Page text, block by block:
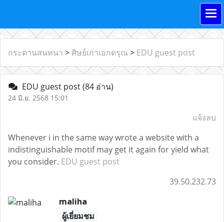
กระดานสนทนา > ศิษย์เก่าเอกดรุณ > EDU guest post
EDU guest post(84 อ่าน)
24 มิ.ย. 2568 15:01
แจ้งลบ
Whenever i in the same way wrote a website with a
indistinguishable motif may get it again for yield what
you consider. EDU guest post
39.50.232.73
maliha
ผู้เยี่ยมชม